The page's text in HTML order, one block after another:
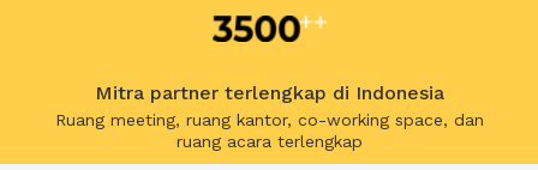
Mitra partner terlengkap di Indonesia
Ruang meeting, ruang kantor, co-working space, dan
ruang acara terlengkap